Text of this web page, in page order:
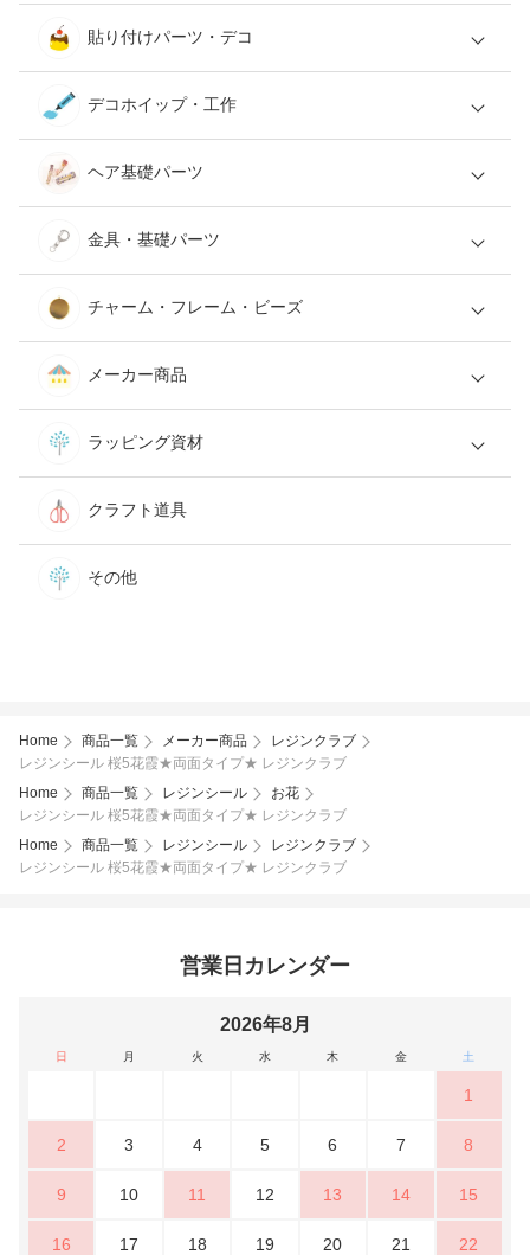
貼り付けパーツ・デコ
デコホイップ・工作
ヘア基礎パーツ
金具・基礎パーツ
チャーム・フレーム・ビーズ
メーカー商品
ラッピング資材
クラフト道具
その他
Home 商品一覧 メーカー商品
レジンクラブ
レジンシール 桜5花霞★両面タイプ★ レジンクラブ
Home
商品一覧 レジンシール
お花
レジンシール 桜5花霞★両面タイプ★ レジンクラブ
Home
商品一覧 レジンシール
レジンクラブ
レジンシール 桜5花霞★両面タイプ★ レジンクラブ
営業日カレンダー
2026年8月
日 月 火 水 木 金 土
1
2 3 4 5 6 7 8
9 10 11 12 13 14 15
16 17 18 19 20 21 22